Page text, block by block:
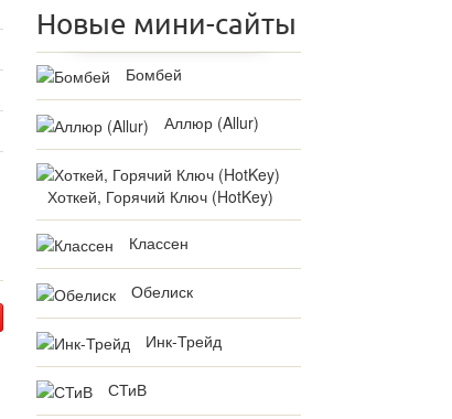
Новые мини-сайты
Бомбей
Аллюр (Allur)
Хоткей, Горячий Ключ (HotKey)
Классен
Обелиск
Инк-Трейд
СТиВ